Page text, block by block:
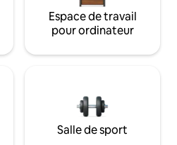
Espace de travail
pour ordinateur
Salle de sport